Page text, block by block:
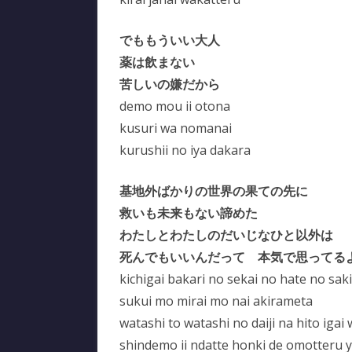
でももういい大人
薬は飲まない
苦しいの嫌だから
demo mou ii otona
kusuri wa nomanai
kurushii no iya dakara
基地外ばかりの世界の果ての先に
救いも未来もない諦めた
わたしとわたしのだいじなひと以外は
死んでもいいんだって 本気で思ってる
kichigai bakari no sekai no hate no
sukui mo mirai mo nai akirameta
watashi to watashi no daiji na hito igai
shindemo ii ndatte honki de omotteru